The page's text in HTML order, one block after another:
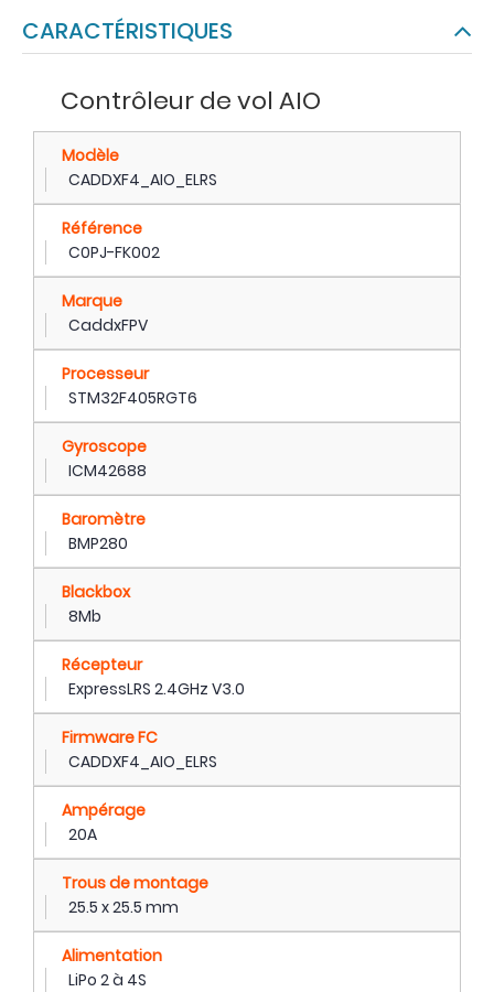
CARACTÉRISTIQUES
Contrôleur de vol AIO
Modèle
CADDXF4_AIO_ELRS
Référence
C0PJ-FK002
Marque
CaddxFPV
Processeur
STM32F405RGT6
Gyroscope
ICM42688
Baromètre
BMP280
Blackbox
8Mb
Récepteur
ExpressLRS 2.4GHz V3.0
Firmware FC
CADDXF4_AIO_ELRS
Ampérage
20A
Trous de montage
25.5 x 25.5 mm
Alimentation
LiPo 2 à 4S